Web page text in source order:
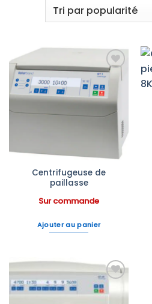
Ajouter
à la liste
d’envies
Centrifugeuse de
paillasse
Sur commande
Ajouter au panier